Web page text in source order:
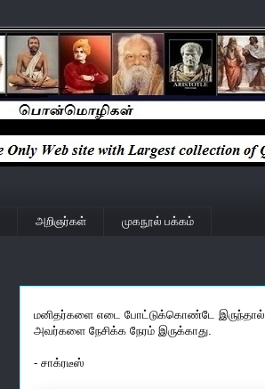
அறிஞர்கள் முகநூல் பக்கம்
மனிதர்களை எடை போட்டுக்கொண்டே இருந்தால்
அவர்களை நேசிக்க நேரம் இருக்காது.
- சாக்ரடீஸ்